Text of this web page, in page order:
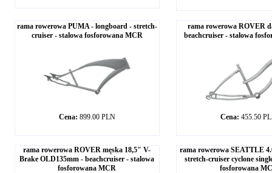
rama rowerowa PUMA - longboard - stretch-
cruiser - stalowa fosforowana MCR
Cena: 899.00 PLN
rama rowerowa ROVER
beachcruiser - stalowa
Cena: 455.50
rama rowerowa ROVER męska 18,5" V-
Brake OLD135mm - beachcruiser - stalowa
fosforowana MCR
rama rowerowa SEATTLE
stretch-cruiser cyclone
fosforowana